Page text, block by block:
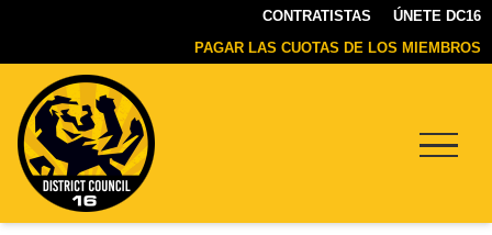
CONTRATISTAS
ÚNETE DC16
PAGAR LAS CUOTAS DE LOS MIEMBROS